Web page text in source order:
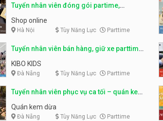
Tuyển nhân viên đóng gói partime,
fulltime
Shop online
Hà Nội Tùy Năng Lực Parttime
Tuyển nhân viên bán hàng, giữ xe parttime
– Kibo Kid
KIBO KIDS
Đà Nẵng Tùy Năng Lực Parttime
Tuyển nhân viên phục vụ ca tối – quán kem
dừa
Quán kem dừa
Đà Nẵng Tùy Năng Lực Parttime